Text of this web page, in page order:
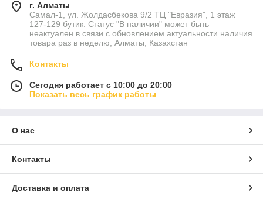
г. Алматы
Самал-1, ул. Жолдасбекова 9/2 ТЦ "Евразия", 1 этаж
127-129 бутик. Статус "В наличии" может быть
неактуален в связи с обновлением актуальности наличия
товара раз в неделю, Алматы, Казахстан
Контакты
Сегодня работает с 10:00 до 20:00
Показать весь график работы
О нас
Контакты
Доставка и оплата